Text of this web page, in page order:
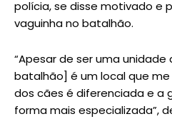
polícia, se disse motivado e
vaguinha no batalhão.
“Apesar de ser uma
batalhão] é um local que
dos cães é diferenciada e a
forma mais especializada”,